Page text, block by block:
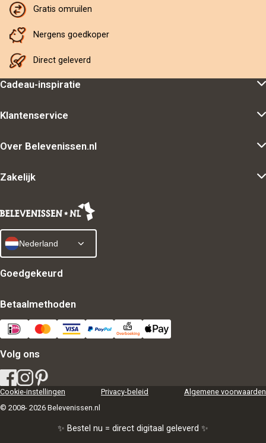
Gratis omruilen
Nergens goedkoper
Direct geleverd
Cadeau-inspiratie
Klantenservice
Over Belevenissen.nl
Zakelijk
Nederland
Goedgekeurd
Betaalmethoden
Volg ons
Cookie-instellingen Privacy-beleid
Algemene voorwaarden
© 2008- 2026 Belevenissen.nl
✨ Bestel nu = direct digitaal geleverd ✨